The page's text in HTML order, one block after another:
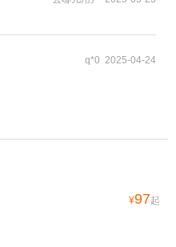
q*0 2025-04-24
¥97起